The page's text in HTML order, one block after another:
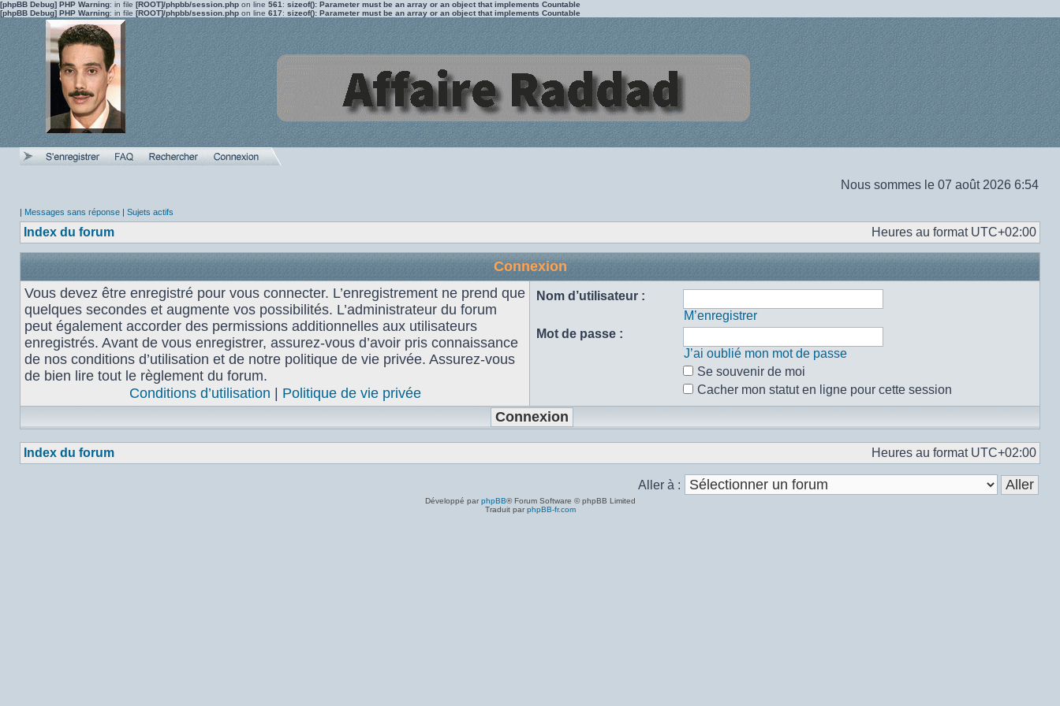
[phpBB Debug] PHP Warning: in file [ROOT]/phpbb/session.php on line 561 : sizeof(): Parameter must be an array or an object that implements Countable
[phpBB Debug] PHP Warning: in file [ROOT]/phpbb/session.php on line 617: sizeof(): Parameter must be an array or an object that implements Countable
Nous sommes le 07 août 2026 6:54
| Messages sans réponse | Sujets actifs
Index du forum Heures au format UTC+02:00
Connexion
Vous devez être enregistré pour vous connecter. L’enregistrement ne prend que
quelques secondes et augmente vos possibilités. L’administrateur du forum
peut également accorder des permissions additionnelles aux utilisateurs
enregistrés. Avant de vous enregistrer, assurez-vous d’avoir pris connaissance
de nos conditions d’utilisation et de notre politique de vie privée. Assurez-vous
de bien lire tout le règlement du forum.
Conditions d’utilisation
Politique de vie privée
Nom d’utilisateur :
M’enregistrer
Mot de passe :
J’ai oublié mon mot de passe
Se souvenir de moi
Cacher mon statut en ligne pour cette session
Index du forum Heures au format UTC+02:00
Aller à :
Développé par phpBB® Forum Software © phpBB Limited
Traduit par phpBB-fr.com